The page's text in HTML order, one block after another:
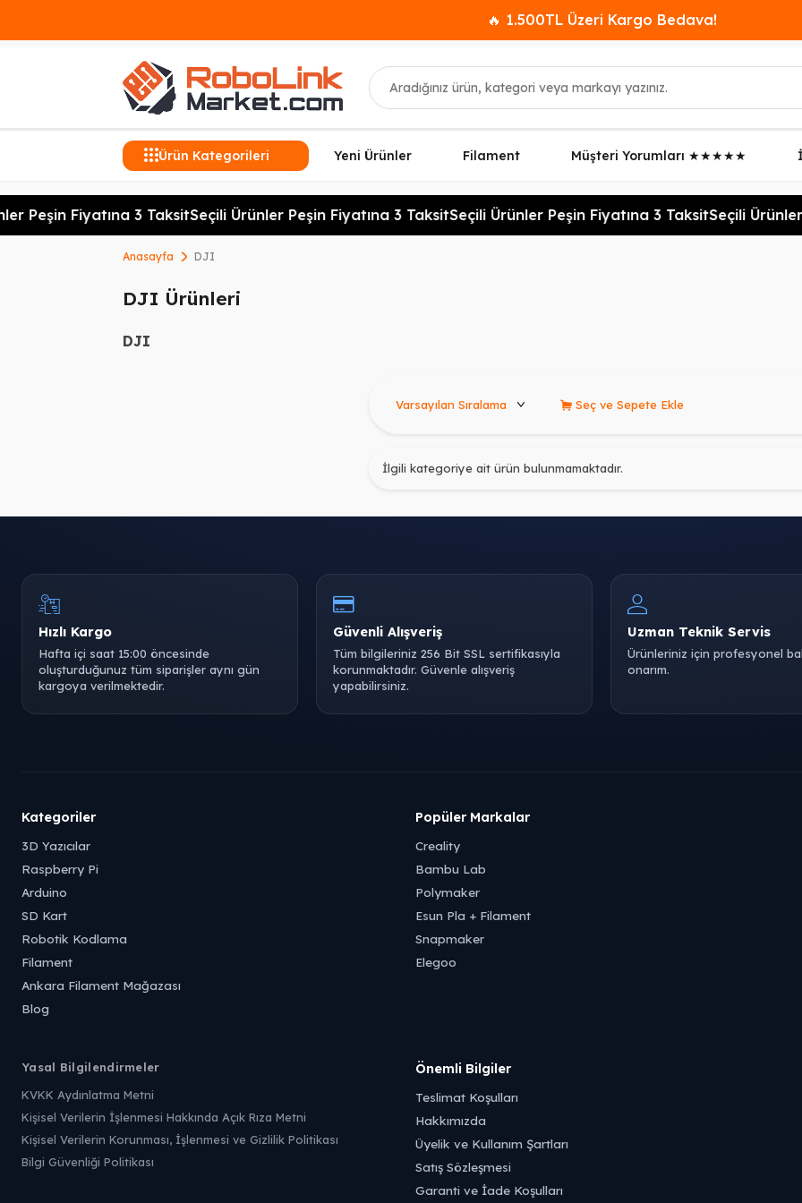
🔥 1.500TL Üzeri Kargo Bedava!
Ara
Ürün Kategorileri Yeni Ürünler Filament Müşteri Yorumları ★★★★★
Peşin Fiyatına 3 TaksitSeçili Ürünler Peşin Fiyatına 3 TaksitSeçili Ürünler Peşin Fiyatına 3 TaksitSeçili Ürünler
Anasayfa DJI
DJI Ürünleri
DJI
Seç ve Sepete Ekle
İlgili kategoriye ait ürün bulunmamaktadır.
Hızlı Kargo
Hafta içi saat 15:00 öncesinde
oluşturduğunuz tüm siparişler aynı gün
kargoya verilmektedir.
Güvenli Alışveriş
Tüm bilgileriniz 256 Bit SSL sertifikasıyla
korunmaktadır. Güvenle alışveriş
yapabilirsiniz.
Uzman Teknik Servis
Ürünleriniz için profesyonel
onarım.
Kategoriler
3D Yazıcılar
Raspberry Pi
Arduino
SD Kart
Robotik Kodlama
Filament
Ankara Filament Mağazası
Blog
Popüler Markalar
Creality
Bambu Lab
Polymaker
Esun Pla + Filament
Snapmaker
Elegoo
Yasal Bilgilendirmeler
KVKK Aydınlatma Metni
Kişisel Verilerin İşlenmesi Hakkında Açık Rıza Metni
Kişisel Verilerin Korunması, İşlenmesi ve Gizlilik Politikası
Bilgi Güvenliği Politikası
Önemli Bilgiler
Teslimat Koşulları
Hakkımızda
Üyelik ve Kullanım Şartları
Satış Sözleşmesi
Garanti ve İade Koşulları